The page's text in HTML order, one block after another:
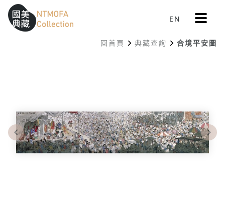
跳到中間主要內容區
網站導覽
::: EN 更
多
單
回首頁 典藏查詢 合境平安圖
Previous